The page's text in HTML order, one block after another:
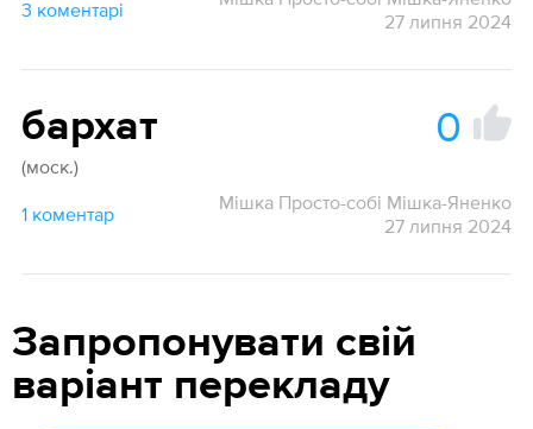
3 коментарі
27 липня 2024
бархат 0
(моск.)
1 коментар
Мішка Просто-собі Мішка-Яненко
27 липня 2024
Запропонувати свій
варіант перекладу